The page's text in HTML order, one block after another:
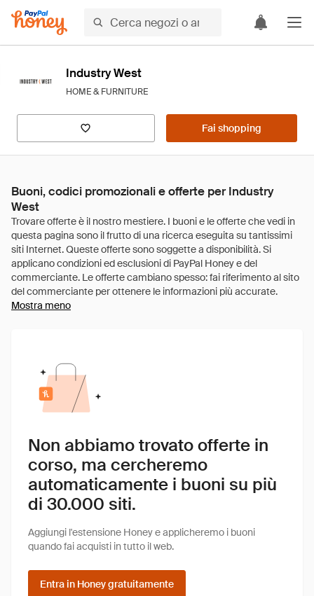
Industry West
HOME & FURNITURE
Fai shopping
Buoni, codici promozionali e offerte per Industry
West
Mostra meno
Non abbiamo trovato offerte in
corso, ma cercheremo
automaticamente i buoni su più
di 30.000 siti.
Aggiungi l'estensione Honey e applicheremo i buoni
quando fai acquisti in tutto il web.
Entra in Honey gratuitamente